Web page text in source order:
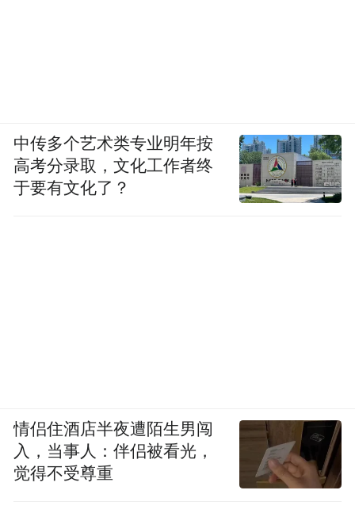
中传多个艺术类专业明年按
高考分录取，文化工作者终
于要有文化了？
情侣住酒店半夜遭陌生男闯
入，当事人：伴侣被看光，
觉得不受尊重